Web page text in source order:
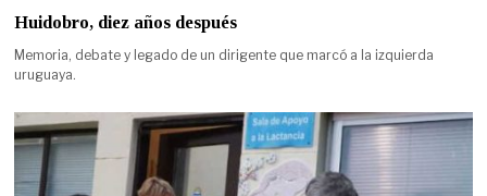
Huidobro, diez años después
Memoria, debate y legado de un dirigente que marcó a la izquierda
uruguaya.